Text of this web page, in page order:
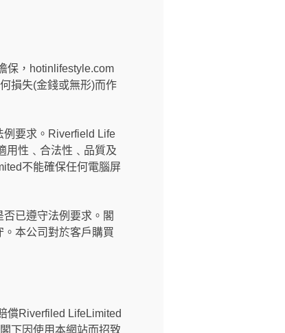
保，hotinlifestyle.com
損失(金錢或無形)而作
例要求。Riverfield Life
用性﹑合法性﹑品質及
不能確保任何電腦屏
已遵守法例要求。閣
本公司對於客戶購買
償Riverfiled LifeLimited
下因使用本網站而招致